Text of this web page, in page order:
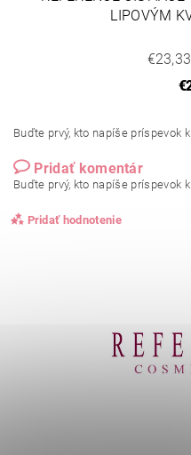
LIPOVÝM
Buďte prvý, kto napíše príspevok
Pridať komentár
Buďte prvý, kto napíše príspevok
Pridať hodnotenie